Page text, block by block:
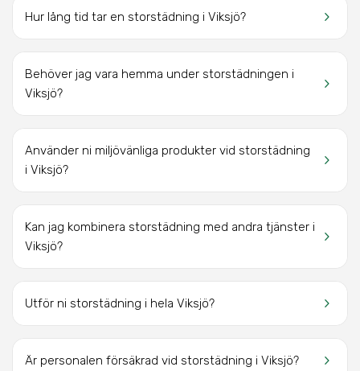
keyboard_arrow_right
Hur lång tid tar en storstädning i Viksjö?
keyboard_arrow_right
Behöver jag vara hemma under storstädningen i
Viksjö?
keyboard_arrow_right
Använder ni miljövänliga produkter vid storstädning
i Viksjö?
keyboard_arrow_right
Kan jag kombinera storstädning med andra tjänster i
Viksjö?
keyboard_arrow_right
Utför ni storstädning i hela Viksjö?
keyboard_arrow_right
Är personalen försäkrad vid storstädning i Viksjö?